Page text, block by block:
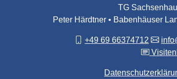
TG
Peter Härdtner • Babenhäuser
+49 69 66374712